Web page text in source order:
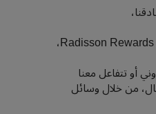
عندما تنضم إلى برنامج الولاء Radisson Rewards،
أو تتفاعل معنا
من خلال وسائل